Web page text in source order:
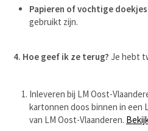
Papieren of vochtige doekjes
gebruikt zijn.
4. Hoe geef ik ze terug? Je hebt
Inleveren bij LM Oost-
kartonnen doos binnen in
van LM Oost-Vlaanderen.